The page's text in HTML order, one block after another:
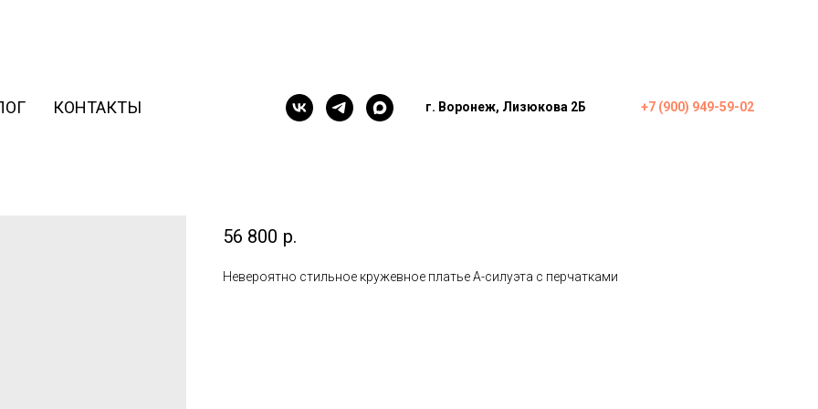
КОНТАКТЫ г. Воронеж, Лизюкова 2Б +7 (900) 949-59-02
56 800 р.
Невероятно стильное кружевное платье А-силуэта с перчатками